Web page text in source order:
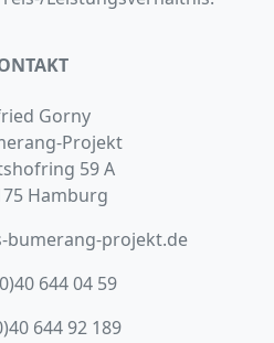
Gorny
Projekt
59 A
Hamburg
bumerang-projekt.de
644 04 59
644 92 189